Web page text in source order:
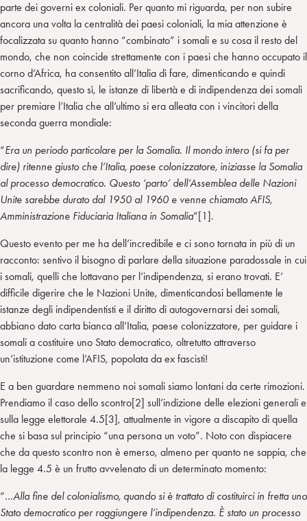
parte dei governi ex coloniali. Per quanto mi riguarda, per non subire
ancora una volta la centralità dei paesi coloniali, la mia attenzione è
focalizzata su quanto hanno “combinato” i somali e su cosa il resto del
mondo, che non coincide strettamente con i paesi che hanno occupato il
corno d’Africa, ha consentito all’Italia di fare, dimenticando e quindi
sacrificando, questo sì, le istanze di libertà e di indipendenza dei somali
per premiare l’Italia che all’ultimo si era alleata con i vincitori della
seconda guerra mondiale:
“Era un periodo particolare per la Somalia. Il mondo intero (si fa per
dire) ritenne giusto che l’Italia, paese colonizzatore, iniziasse la Somalia
al processo democratico. Questo ‘parto’ dell’Assemblea delle Nazioni
Unite sarebbe durato dal 1950 al 1960 e venne chiamato AFIS,
Amministrazione Fiduciaria Italiana in Somalia”[1].
Questo evento per me ha dell’incredibile e ci sono tornata in più di un
racconto: sentivo il bisogno di parlare della situazione paradossale in cui
i somali, quelli che lottavano per l’indipendenza, si erano trovati. E’
difficile digerire che le Nazioni Unite, dimenticandosi bellamente le
istanze degli indipendentisti e il diritto di autogovernarsi dei somali,
abbiano dato carta bianca all’Italia, paese colonizzatore, per guidare i
somali a costituire uno Stato democratico, oltretutto attraverso
un’istituzione come l’AFIS, popolata da ex fascisti!
E a ben guardare nemmeno noi somali siamo lontani da certe rimozioni.
Prendiamo il caso dello scontro[2] sull’indizione delle elezioni generali e
sulla legge elettorale 4.5[3], attualmente in vigore a discapito di quella
che si basa sul principio “una persona un voto”. Noto con dispiacere
che da questo scontro non è emerso, almeno per quanto ne sappia, che
la legge 4.5 è un frutto avvelenato di un determinato momento:
“…Alla fine del colonialismo, quando si è trattato di costituirci in fretta uno
Stato democratico per raggiungere l’indipendenza. È stato un processo